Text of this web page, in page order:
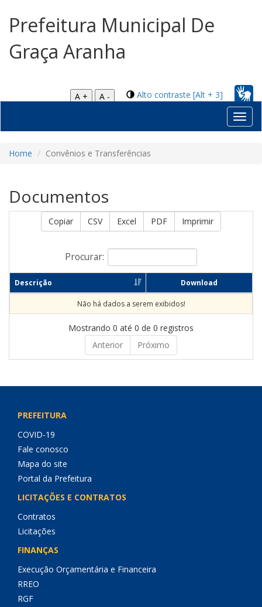
Prefeitura Municipal De
Graça Aranha
Alto contraste [Alt + 3]
A +
A -
Home Convênios e Transferências
Documentos
Copiar CSV Excel PDF Imprimir
Procurar:
Descrição Download
Não há dados a serem exibidos!
Mostrando 0 até 0 de 0 registros
Anterior
Próximo
PREFEITURA
COVID-19
Fale conosco
Mapa do site
Portal da Prefeitura
LICITAÇÕES E CONTRATOS
Contratos
Licitações
FINANÇAS
Execução Orçamentária e Financeira
RREO
RGF